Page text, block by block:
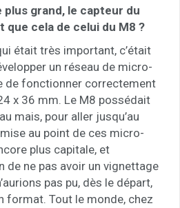
plus grand, le capteur du
cela de celui du M8 ?
était très important, c’était
un réseau de micro-
de fonctionner correctement
x 36 mm. Le M8 possédait
mais, pour aller jusqu’au
au point de ces micro-
plus capitale, et
de ne pas avoir un vignettage
pas pu, dès le départ,
format. Tout le monde, chez